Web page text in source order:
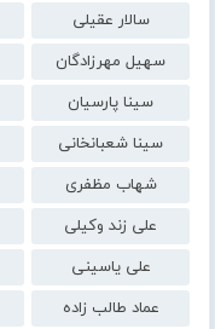
سالار عقیلی
سهیل مهرزادگان
سینا پارسیان
سینا شعبانخانی
شهاب مظفری
علی زند وکیلی
علی یاسینی
عماد طالب زاده